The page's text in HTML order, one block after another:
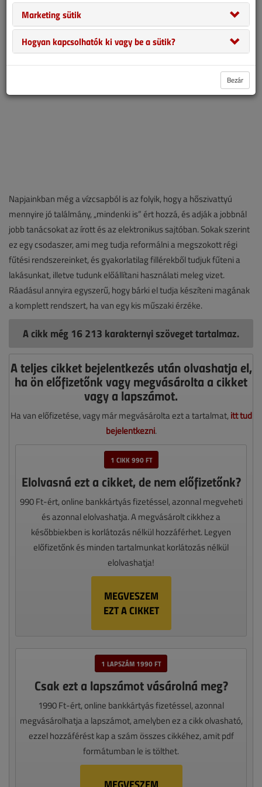
előtt tartani.
Napjainkban még a vízcsapból is az folyik, hogy a hőszivattyú
mennyire jó találmány, „mindenki is” ért hozzá, és adják a jobbnál
jobb tanácsokat az írott és az elektronikus sajtóban. Sokak szerint
ez egy csodaszer, ami meg tudja reformálni a megszokott régi
fűtési rendszereinket, és gyakorlatilag fillérekből tudjuk fűteni a
lakásunkat, illetve tudunk előállítani használati meleg vizet.
Ráadásul annyira egyszerű, hogy bárki el tudja készíteni magának
a komplett rendszert, ha van egy kis műszaki érzéke.
A cikk még 16 213 karakternyi szöveget tartalmaz.
A teljes cikket bejelentkezés után olvashatja el,
ha ön előfizetőnk vagy megvásárolta a cikket
vagy a lapszámot.
Ha van előfizetése, vagy már megvásárolta ezt a tartalmat, itt tud
bejelentkezni.
1 CIKK 990 FT
Elolvasná ezt a cikket, de nem előfizetőnk?
990 Ft-ért, online bankkártyás fizetéssel, azonnal megveheti
és azonnal elolvashatja. A megvásárolt cikkhez a
későbbiekben is korlátozás nélkül hozzáférhet. Legyen
előfizetőnk és minden tartalmunkat korlátozás nélkül
elolvashatja!
MEGVESZEM
EZT A CIKKET
1 LAPSZÁM 1990 FT
Csak ezt a lapszámot vásárolná meg?
1990 Ft-ért, online bankkártyás fizetéssel, azonnal
megvásárolhatja a lapszámot, amelyben ez a cikk olvasható,
ezzel hozzáférést kap a szám összes cikkéhez, amit pdf
formátumban le is tölthet.
Marketing sütik
Hogyan kapcsolhatók ki vagy be a sütik?
Bezár